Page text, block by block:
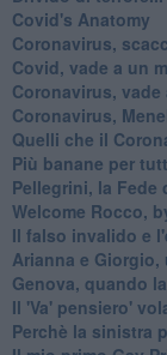
Covid's Anatomy
Coronavirus,
Covid, vade a un
Coronavirus,
Coronavirus,
Quelli che il
Più banane per
Pellegrini, la Fede
Welcome Rocco,
Il falso invalido e
Arianna e
Genova, quando
Il 'Va' pensiero'
Perchè la sinistra